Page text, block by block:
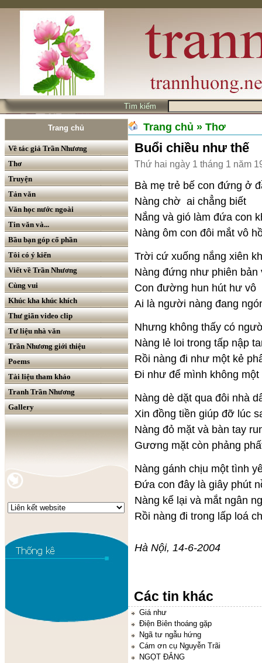
Tìm kiếm
Trang chủ
Về tác giả Trần Nhương
Thơ
Truyện
Tản văn
Văn học nước ngoài
Tin văn và...
Bầu bạn góp cổ phần
Tôi có ý kiến
Viết về Trần Nhương
Cùng vui
Khúc kha khúc khích
Thư giãn video clip
Tư liệu nhà văn
Trần Nhương giới thiệu
Poems
Tài liệu tham khảo
Tranh Trần Nhương
Gallery
Trang chủ » Thơ
Buổi chiều như thế
Thứ hai ngày 1 tháng 1 năm
Bà mẹ trẻ bế con đứng ở
Nàng chờ ai chẳng biết
Nắng và gió làm đứa con
Nàng ôm con đôi mắt vô
Trời cứ xuống nắng xiên
Nàng đứng như phiên bản
Con đường hun hút hư vô
Ai là người nàng đang
Nhưng không thấy có
Nàng lẻ loi trong tấp nập
Rồi nàng đi như một kẻ
Đi như để mình không một
Nàng dè dặt qua đôi nhà
Xin đồng tiền giúp đỡ lúc
Nàng đỏ mặt và bàn tay
Gương mặt còn phảng
Nàng gánh chịu một tình
Đứa con đây là giây phút
Nàng kể lại và mắt ngân
Rồi nàng đi trong lấp loá
Hà Nội, 14-6-2004
Các tin khác
Giá như
Điện Biên thoáng gặp
Ngã tư ngẫu hứng
Cám ơn cụ Nguyễn Trãi
NGỌT ĐẮNG